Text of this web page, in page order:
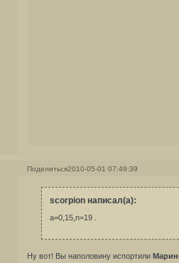
Поделиться2010-05-01 07:49:39
scorpion написал(а):
a=0,15,n=19 .
Ну вот! Вы наполовину испортили